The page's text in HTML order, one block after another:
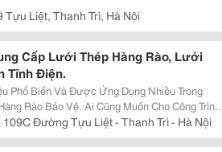
Tựu Liệt, Thanh Trì, Hà Nội
Cấp Lưới Thép Hàng Rào, Lưới
Tĩnh Điện.
Phổ Biến Và Được Ứng Dụng Nhiều Trong
Rào Bảo Vệ. Ai Cũng Muốn Cho Công Trình
Tố Tác Động Xấu Bên Ngoài Hay Muốn Ngăn
Tiện Lợi Là...
109C Đường Tựu Liệt - Thanh Trì - Hà Nội